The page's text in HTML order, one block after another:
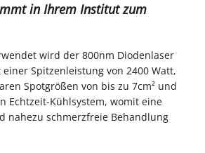
in Ihrem Institut zum
wird der 800nm Diodenlaser
Spitzenleistung von 2400 Watt,
Spotgrößen von bis zu 7cm² und
Echtzeit-Kühlsystem, womit eine
nahezu schmerzfreie Behandlung